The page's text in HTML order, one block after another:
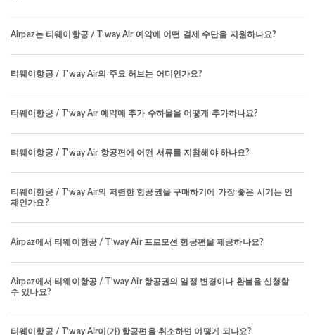
Airpaz는 티웨이항공 / T'way Air 예약에 어떤 결제 수단을 지원하나요?
티웨이항공 / T'way Air의 주요 허브는 어디인가요?
티웨이항공 / T'way Air 예약에 추가 수하물을 어떻게 추가하나요?
티웨이항공 / T'way Air 항공편에 어떤 서류를 지참해야 하나요?
티웨이항공 / T'way Air의 저렴한 항공권을 구매하기에 가장 좋은 시기는 언
제인가요?
Airpaz에서 티웨이항공 / T'way Air 프로모션 항공편을 제공하나요?
Airpaz에서 티웨이항공 / T'way Air 항공권의 일정 변경이나 환불을 신청할
수 있나요?
티웨이항공 / T'way Air이(가) 항공편을 취소하면 어떻게 되나요?